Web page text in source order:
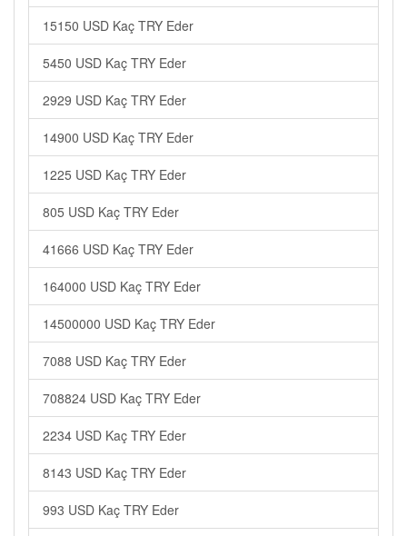
15150 USD Kaç TRY Eder
5450 USD Kaç TRY Eder
2929 USD Kaç TRY Eder
14900 USD Kaç TRY Eder
1225 USD Kaç TRY Eder
805 USD Kaç TRY Eder
41666 USD Kaç TRY Eder
164000 USD Kaç TRY Eder
14500000 USD Kaç TRY Eder
7088 USD Kaç TRY Eder
708824 USD Kaç TRY Eder
2234 USD Kaç TRY Eder
8143 USD Kaç TRY Eder
993 USD Kaç TRY Eder